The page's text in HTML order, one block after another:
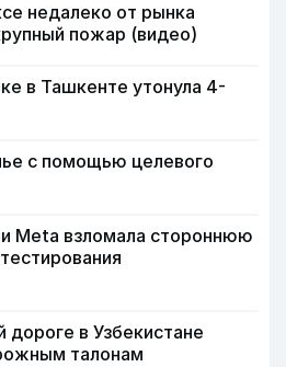
недалеко от рынка
пожар (видео)
в Ташкенте утонула 4-
с помощью целевого
Meta взломала стороннюю
дороге в Узбекистане
талонам